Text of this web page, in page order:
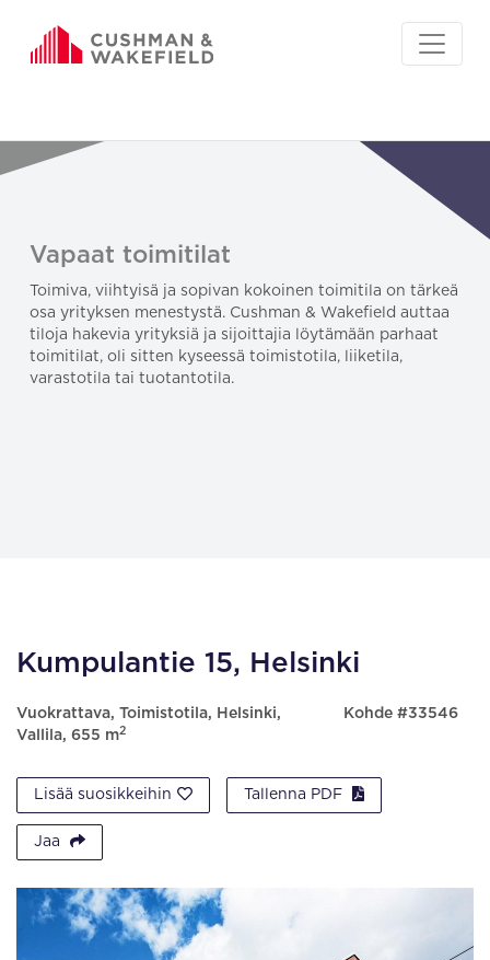
Vapaat toimitilat
Toimiva, viihtyisä ja sopivan kokoinen toimitila on tärkeä
osa yrityksen menestystä. Cushman & Wakefield auttaa
tiloja hakevia yrityksiä ja sijoittajia löytämään parhaat
toimitilat, oli sitten kyseessä toimistotila, liiketila,
varastotila tai tuotantotila.
Kumpulantie 15, Helsinki
Vuokrattava, Toimistotila, Helsinki,
Vallila, 655 m2
Kohde #33546
Lisää suosikkeihin Tallenna PDF
Jaa